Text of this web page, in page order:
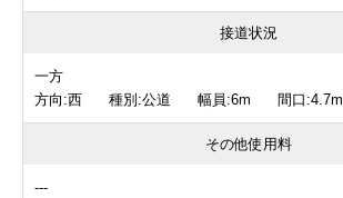
接道状況
一方
方向:西 種別:公道 幅員:6m 間口:4.7m
その他使用料
---